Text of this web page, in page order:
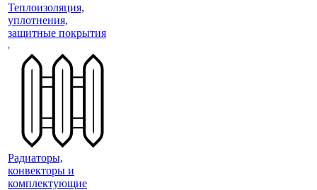
Теплоизоляция,
уплотнения,
защитные покрытия
Радиаторы,
конвекторы и
комплектующие